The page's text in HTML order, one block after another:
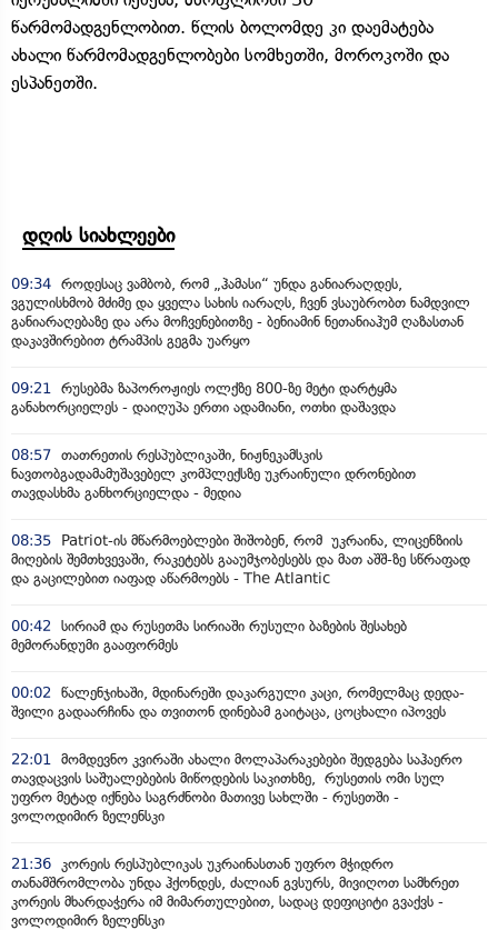
წარმომადგენლობით. წლის ბოლომდე კი დაემატება
ახალი წარმომადგენლობები სომხეთში, მოროკოში და
ესპანეთში.
დღის სიახლეები
09:34 როდესაც ვამბობ, რომ „ჰამასი“ უნდა განიარაღდეს,
ვგულისხმობ მძიმე და ყველა სახის იარაღს, ჩვენ ვსაუბრობთ ნამდვილ
განიარაღებაზე და არა მოჩვენებითზე - ბენიამინ ნეთანიაჰუმ ღაზასთან
დაკავშირებით ტრამპის გეგმა უარყო
09:21
რუსებმა ზაპოროჟიეს ოლქზე 800-ზე მეტი დარტყმა
განახორციელეს - დაიღუპა ერთი ადამიანი, ოთხი დაშავდა
08:57 თათრეთის რესპუბლიკაში, ნიჟნეკამსკის
ნავთობგადამამუშავებელ კომპლექსზე უკრაინული დრონებით
თავდასხმა განხორციელდა - მედია
08:35
Patriot-ის მწარმოებლები შიშობენ, რომ უკრაინა, ლიცენზიის
მიღების შემთხვევაში, რაკეტებს გააუმჯობესებს და მათ აშშ-ზე სწრაფად
და გაცილებით იაფად აწარმოებს - The Atlantic
00:42
სირიამ და რუსეთმა სირიაში რუსული ბაზების შესახებ
მემორანდუმი გააფორმეს
00:02
წალენჯიხაში, მდინარეში დაკარგული კაცი, რომელმაც დედა-
შვილი გადაარჩინა და თვითონ დინებამ გაიტაცა, ცოცხალი იპოვეს
22:01
მომდევნო კვირაში ახალი მოლაპარაკებები შედგება საჰაერო
თავდაცვის საშუალებების მიწოდების საკითხზე, რუსეთის ომი სულ
უფრო მეტად იქნება საგრძნობი მათივე სახლში - რუსეთში -
ვოლოდიმირ ზელენსკი
21:36
კორეის რესპუბლიკას უკრაინასთან უფრო მჭიდრო
თანამშრომლობა უნდა ჰქონდეს, ძალიან გვსურს, მივიღოთ სამხრეთ
კორეის მხარდაჭერა იმ მიმართულებით, სადაც დეფიციტი გვაქვს -
ვოლოდიმირ ზელენსკი